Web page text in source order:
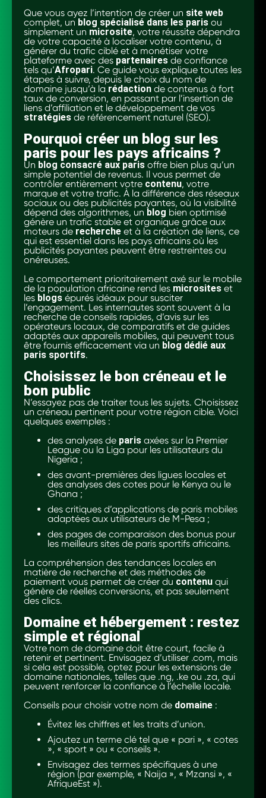
Que vous ayez l’intention de créer un site web
complet, un blog spécialisé dans les paris ou
simplement un microsite, votre réussite dépendra
de votre capacité à localiser votre contenu, à
générer du trafic ciblé et à monétiser votre
plateforme avec des partenaires de confiance
tels qu’Afropari. Ce guide vous explique toutes les
étapes à suivre, depuis le choix du nom de
domaine jusqu’à la rédaction de contenus à fort
taux de conversion, en passant par l’insertion de
liens d’affiliation et le développement de vos
stratégies de référencement naturel (SEO).
Pourquoi créer un blog sur les
paris pour les pays africains ?
Un blog consacré aux paris offre bien plus qu’un
simple potentiel de revenus. Il vous permet de
contrôler entièrement votre contenu, votre
marque et votre trafic. À la différence des réseaux
sociaux ou des publicités payantes, où la visibilité
dépend des algorithmes, un blog bien optimisé
génère un trafic stable et organique grâce aux
moteurs de recherche et à la création de liens, ce
qui est essentiel dans les pays africains où les
publicités payantes peuvent être restreintes ou
onéreuses.
Le comportement prioritairement axé sur le mobile
de la population africaine rend les microsites et
les blogs épurés idéaux pour susciter
l’engagement. Les internautes sont souvent à la
recherche de conseils rapides, d’avis sur les
opérateurs locaux, de comparatifs et de guides
adaptés aux appareils mobiles, qui peuvent tous
être fournis efficacement via un blog dédié aux
paris sportifs.
Choisissez le bon créneau et le
bon public
N’essayez pas de traiter tous les sujets. Choisissez
un créneau pertinent pour votre région cible. Voici
quelques exemples :
des analyses de paris axées sur la Premier
League ou la Liga pour les utilisateurs du
Nigeria ;
des avant-premières des ligues locales et
des analyses des cotes pour le Kenya ou le
Ghana ;
des critiques d’applications de paris mobiles
adaptées aux utilisateurs de M-Pesa ;
des pages de comparaison des bonus pour
les meilleurs sites de paris sportifs africains.
La compréhension des tendances locales en
matière de recherche et des méthodes de
paiement vous permet de créer du contenu qui
génère de réelles conversions, et pas seulement
des clics.
Domaine et hébergement : restez
simple et régional
Votre nom de domaine doit être court, facile à
retenir et pertinent. Envisagez d’utiliser .com, mais
si cela est possible, optez pour les extensions de
domaine nationales, telles que .ng, .ke ou .za, qui
peuvent renforcer la confiance à l’échelle locale.
Conseils pour choisir votre nom de domaine :
Évitez les chiffres et les traits d’union.
Ajoutez un terme clé tel que « pari », « cotes
», « sport » ou « conseils ».
Envisagez des termes spécifiques à une
région (par exemple, « Naija », « Mzansi », «
AfriqueEst »).